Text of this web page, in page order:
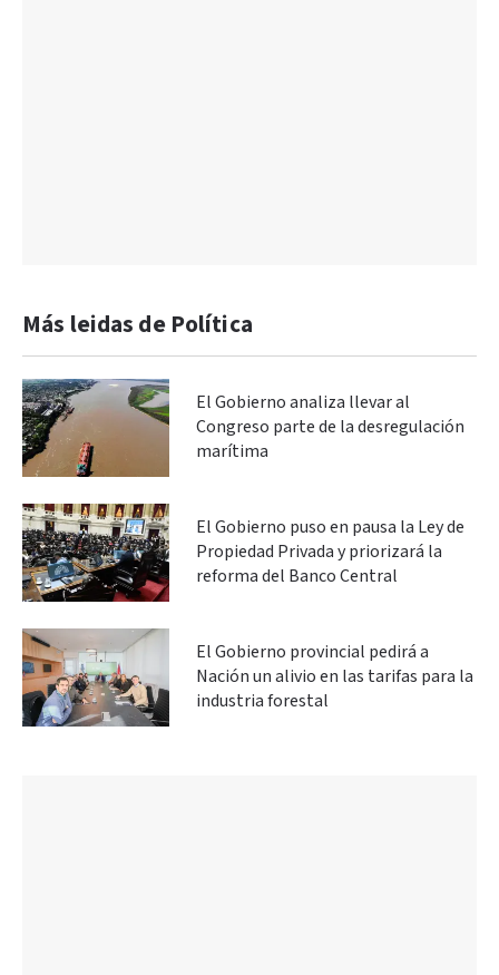
Más leidas de Política
El Gobierno analiza llevar al
Congreso parte de la desregulación
marítima
El Gobierno puso en pausa la Ley de
Propiedad Privada y priorizará la
reforma del Banco Central
El Gobierno provincial pedirá a
Nación un alivio en las tarifas para la
industria forestal